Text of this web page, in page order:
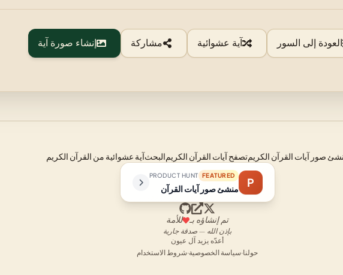
العودة إلى السور آية عشوائية مشاركة إنشاء صورة آية
صور آيات القرآن الكريمتصفح آيات القرآن الكريمالبحثآية عشوائية من القرآن الكريم
P
FEATURED
PRODUCT HUNT
منشئ صور آيات القرآن
تم إنشاؤه بـ للأمة
بإذن الله — صدقة جارية
أعدّه يزيد آل عيون
حولنا·سياسة الخصوصية·شروط الاستخدام